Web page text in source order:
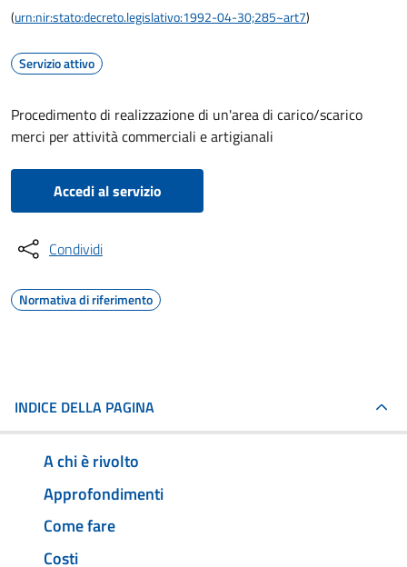
(urn:nir:stato:decreto.legislativo:1992-04-30;285~art7)
Servizio attivo
Procedimento di realizzazione di un'area di carico/scarico
merci per attività commerciali e artigianali
Accedi al servizio
Condividi
Normativa di riferimento
INDICE DELLA PAGINA
A chi è rivolto
Approfondimenti
Come fare
Costi